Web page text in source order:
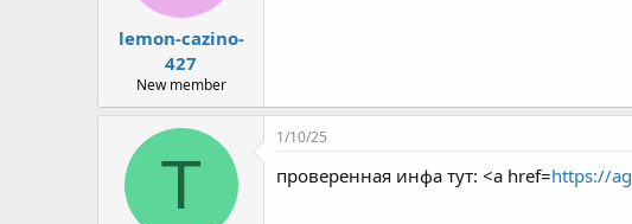
lemon-cazino-
427
New member
T
1/10/25
проверенная инфа тут: <a href=https://